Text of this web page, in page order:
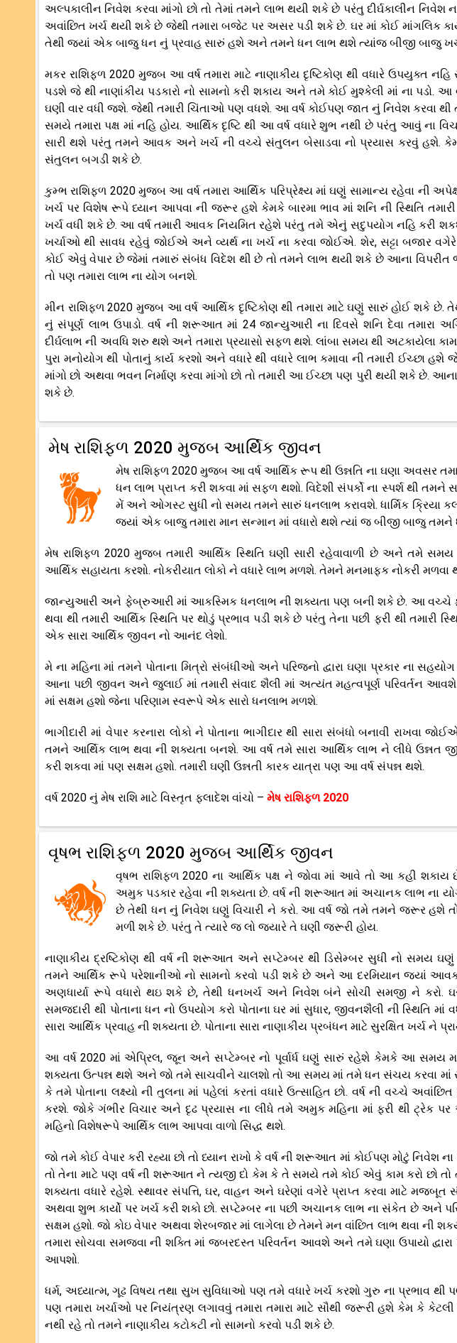
અલ્પકાલીન નિવેશ કરવા માંગો છો તો તેમાં તમને લાભ થયી શકે છે પરંતુ દીર્ઘકાલીન
અવાંછિત ખર્ચ થયી શકે છે જેથી તમારા બજેટ પર અસર પડી શકે છે. ઘર માં કોઈ માંગલિક
તેથી જ્યાં એક બાજુ ધન નું પ્રવાહ સારું હશે અને તમને ધન લાભ થશે ત્યાંજ બીજી બાજુ
મકર રાશિફળ 2020 મુજબ આ વર્ષ તમારા માટે નાણાકીય દૃષ્ટિકોણ થી વધારે ઉપયુક્ત
પડશે જે થી નાણાંકીય પડકારો નો સામનો કરી શકાય અને તમે કોઈ મુશ્કેલી માં ના
ઘણી વાર વધી જશે. જેથી તમારી ચિંતાઓ પણ વધશે. આ વર્ષ કોઈપણ જાત નું નિવેશ કરવા
સમયે તમારા પક્ષ માં નહિ હોય. આર્થિક દૃષ્ટિ થી આ વર્ષ વધારે શુભ નથી છે પરંતુ આવું ના
સારી થશે પરંતુ તમને આવક અને ખર્ચ ની વચ્ચે સંતુલન બેસાડવા નો પ્રયાસ કરવું હશે.
સંતુલન બગડી શકે છે.
કુમ્ભ રાશિફળ 2020 મુજબ આ વર્ષ તમારા આર્થિક પરિપ્રેક્ષ્ય માં ઘણું સામાન્ય રહેવા ની
ખર્ચ પર વિશેષ રૂપે ધ્યાન આપવા ની જરૂર હશે કેમકે બારમા ભાવ માં શનિ ની સ્થિતિ
ખર્ચ વધી શકે છે. આ વર્ષ તમારી આવક નિયમિત રહેશે પરંતુ તમે એનું સદુપયોગ નહિ કરી
ખર્ચાઓ થી સાવધ રહેવું જોઈએ અને વ્યર્થ ના ખર્ચ ના કરવા જોઈએ. શેર, સટ્ટા બજાર વગેરે
કોઈ એવું વેપાર છે જેમાં તમારું સંબંધ વિદેશ થી છે તો તમને લાભ થયી શકે છે આના વિપરીત
તો પણ તમારા લાભ ના યોગ બનશે.
મીન રાશિફળ 2020 મુજબ આ વર્ષ આર્થિક દૃષ્ટિકોણ થી તમારા માટે ઘણું સારું હોઈ શકે
નું સંપૂર્ણ લાભ ઉપાડો. વર્ષ ની શરૂઆત માં 24 જાન્યુઆરી ના દિવસે શનિ દેવા તમારા
દીર્ઘલાભ ની અવધિ શરુ થશે અને તમારા પ્રયાસો સફળ થશે. લાંબા સમય થી અટકાયેલા કામ
પુરા મનોયોગ થી પોતાનું કાર્ય કરશો અને વધારે થી વધારે લાભ કમાવા ની તમારી ઈચ્છા
માંગો છો અથવા ભવન નિર્માણ કરવા માંગો છો તો તમારી આ ઈચ્છા પણ પુરી થયી શકે છે.
શકે છે.
મેષ રાશિફળ 2020 મુજબ આર્થિક જીવન
મેષ રાશિફળ 2020 મુજબ આ વર્ષ આર્થિક રૂપ થી ઉન્નતિ ના ઘણા અવસર
ધન લાભ પ્રાપ્ત કરી શકવા માં સફળ થશો. વિદેશી સંપર્કો ના સ્પર્શ થી
મેં અને ઓગસ્ટ સુધી નો સમય તમને સારું ધનલાભ કરાવશે. ધાર્મિક ક્રિયા
જ્યાં એક બાજુ તમારા માન સન્માન માં વધારો થશે ત્યાં જ બીજી બાજુ
મેષ રાશિફળ 2020 મુજબ તમારી આર્થિક સ્થિતિ ઘણી સારી રહેવાવાળી છે અને તમે
આર્થિક સહાયતા કરશો. નોકરીયાત લોકો ને વધારે લાભ મળશે. તેમને મનમાફક નોકરી મળવા
જાન્યુઆરી અને ફેબ્રુઆરી માં આકસ્મિક ધનલાભ ની શક્યતા પણ બની શકે છે. આ વચ્ચે
થવા થી તમારી આર્થિક સ્થિતિ પર થોડું પ્રભાવ પડી શકે છે પરંતુ તેના પછી ફરી થી
એક સારા આર્થિક જીવન નો આનંદ લેશો.
મે ના મહિના માં તમને પોતાના મિત્રો સંબંધીઓ અને પરિજનો દ્વારા ઘણા પ્રકાર ના
આના પછી જીવન અને જુલાઈ માં તમારી સંવાદ શૈલી માં અત્યંત મહત્વપૂર્ણ પરિવર્તન આવશે
માં સક્ષમ હશો જેના પરિણામ સ્વરૂપે એક સારો ધનલાભ મળશે.
ભાગીદારી માં વેપાર કરનારા લોકો ને પોતાના ભાગીદાર થી સારા સંબંધો બનાવી
તમને આર્થિક લાભ થવા ની શક્યતા બનશે. આ વર્ષ તમે સારા આર્થિક લાભ ને લીધે
કરી શકવા માં પણ સક્ષમ હશો. તમારી ઘણી ઉન્નતી કારક યાત્રા પણ આ વર્ષ સંપન્ન થશે.
વર્ષ 2020 નું મેષ રાશિ માટે વિસ્તૃત ફલાદેશ વાંચો – મેષ રાશિફળ 2020
વૃષભ રાશિફળ 2020 મુજબ આર્થિક જીવન
વૃષભ રાશિફળ 2020 ના આર્થિક પક્ષ ને જોવા માં આવે તો આ કહી
અમુક પડકાર રહેવા ની શક્યતા છે. વર્ષ ની શરૂઆત માં અચાનક લાભ ના
છે તેથી ધન નું નિવેશ ઘણું વિચારી ને કરો. આ વર્ષ જો તમે તમને જરૂર હશે તો
મળી શકે છે. પરંતુ તે ત્યારે જ લો જ્યારે તે ઘણી જરૂરી હોય.
નાણાકીય દ્રષ્ટિકોણ થી વર્ષ ની શરૂઆત અને સપ્ટેમ્બર થી ડિસેમ્બર સુધી નો સમય
તમને આર્થિક રૂપે પરેશાનીઓ નો સામનો કરવો પડી શકે છે અને આ દરમિયાન જ્યાં
અણધાર્યા રૂપે વધારો થઇ શકે છે, તેથી ધનખર્ચ અને નિવેશ બંને સોચી સમજી ને કરો.
સમજદારી થી પોતાના ધન નો ઉપયોગ કરો પોતાના ઘર માં સુધાર, જીવનશૈલી ની સ્થિતિ
સારા આર્થિક પ્રવાહ ની શક્યતા છે. પોતાના સારા નાણાકીય પ્રબંધન માટે સુરક્ષિત ખર્ચ ને
આ વર્ષ 2020 માં એપ્રિલ, જૂન અને સપ્ટેમ્બર નો પૂર્વાર્ધ ઘણું સારું રહેશે કેમકે આ સમય
શક્યતા ઉત્પન્ન થશે અને જો તમે સાચવીને ચાલશો તો આ સમય માં તમે ધન સંચય કરવા માં
કે તમે પોતાના લક્ષ્યો ની તુલના માં પહેલાં કરતાં વધારે ઉત્સાહિત છો. વર્ષ ની વચ્ચે
કરશે. જોકે ગંભીર વિચાર અને દૃઢ પ્રયાસ ના લીધે તમે અમુક મહિના માં ફરી થી ટ્રેક
મહિનો વિશેષરૂપે આર્થિક લાભ આપવા વાળો સિદ્ધ થશે.
જો તમે કોઈ વેપાર કરી રહ્યા છો તો ધ્યાન રાખો કે વર્ષ ની શરૂઆત માં કોઈપણ મોટું નિવેશ
તો તેના માટે પણ વર્ષ ની શરૂઆત ને ત્યજી દો કેમ કે તે સમયે તમે કોઈ એવું કામ કરો છો
શક્યતા વધારે રહેશે. સ્થાવર સંપત્તિ, ઘર, વાહન અને ઘરેણાં વગેરે પ્રાપ્ત કરવા માટે મજબૂત
અથવા શુભ કાર્યો પર ખર્ચ કરી શકો છો. સપ્ટેમ્બર ના પછી અચાનક લાભ ના સંકેત છે અને
સક્ષમ હશો. જો કોઇ વેપાર અથવા શેરબજાર માં લાગેલા છે તેમને મન વાંછિત લાભ થવા ની
તમારા સોચવા સમજવા ની શક્તિ માં જબરદસ્ત પરિવર્તન આવશે અને તમે ઘણા ઉપાયો દ્વારા
આપશો.
ધર્મ, અધ્યાત્મ, ગૂઢ વિષય તથા સુખ સુવિધાઓ પણ તમે વધારે ખર્ચ કરશો ગુરુ ના પ્રભાવ
પણ તમારા ખર્ચાઓ પર નિયંત્રણ લગાવવું તમારા તમારા માટે સૌથી જરૂરી હશે કેમ કે
નથી રહે તો તમને નાણાકીય કટોકટી નો સામનો કરવો પડી શકે છે.